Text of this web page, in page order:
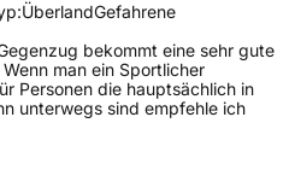
ÜberlandGefahrene
bekommt eine sehr gute
man ein Sportlicher
Personen die hauptsächlich in
unterwegs sind empfehle ich